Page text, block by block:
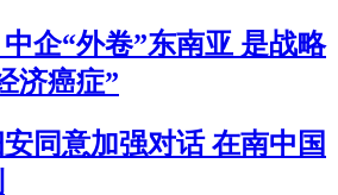
企“外卷”东南亚 是战略
济癌症”
同意加强对话 在南中国